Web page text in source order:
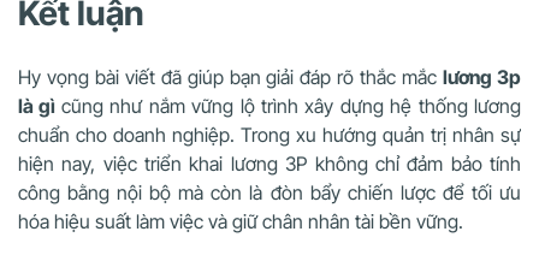
Kết luận
Hy vọng bài viết đã giúp bạn giải đáp rõ thắc mắclương 3p
là gì cũng như nắm vững lộ trình xây dựng hệ thống lương
chuẩn cho doanh nghiệp. Trong xu hướng quản trị nhân sự
hiện nay, việc triển khai lương 3P không chỉ đảm bảo tính
công bằng nội bộ mà còn là đòn bẩy chiến lược để tối ưu
hóa hiệu suất làm việc và giữ chân nhân tài bền vững.